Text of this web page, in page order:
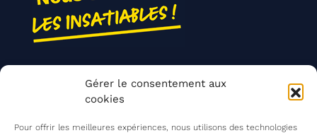
Gérer le consentement aux
cookies
Pour offrir les meilleures expériences, nous utilisons des technologies
Agir ensemble